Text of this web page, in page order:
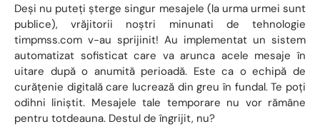
Deși nu puteți șterge singur mesajele (la urma urmei sunt
publice), vrăjitorii noștri minunati de tehnologie
timpmss.com v-au sprijinit! Au implementat un sistem
automatizat sofisticat care va arunca acele mesaje în
uitare după o anumită perioadă. Este ca o echipă de
curățenie digitală care lucrează din greu în fundal. Te poți
odihni liniștit. Mesajele tale temporare nu vor rămâne
pentru totdeauna. Destul de îngrijit, nu?